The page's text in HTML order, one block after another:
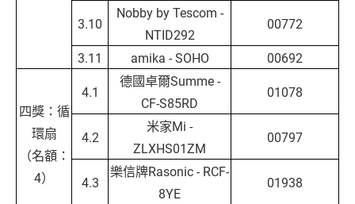
3.10
Nobby by Tescom -
NTID292
00772
3.11
amika - SOHO 00692
四獎：循
環扇
（名額：
4）
4.1
德國卓爾Summe -
CF-S85RD
01078
4.2
米家Mi -
ZLXHS01ZM
00797
4.3
樂信牌Rasonic - RCF-
8YE
01938